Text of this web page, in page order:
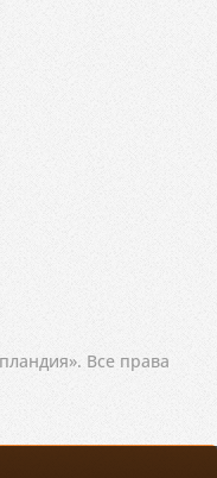
Все права